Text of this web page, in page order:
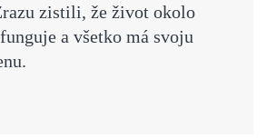
zistili, že život okolo
a všetko má svoju